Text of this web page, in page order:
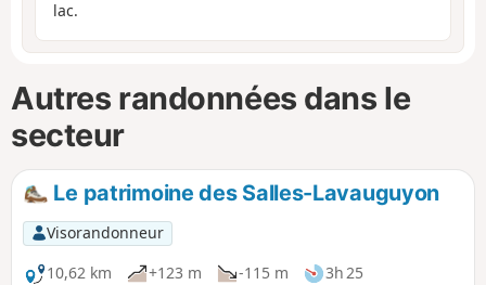
lac.
Autres randonnées dans le
secteur
Le patrimoine des Salles-Lavauguyon
Visorandonneur
10,62 km
+123 m -115 m
3h 25